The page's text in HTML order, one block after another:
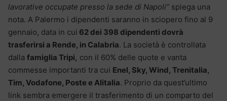
lavorative occupate presso la sede di Napoli” spiega una
nota. A Palermo i dipendenti saranno in sciopero fino al 9
gennaio, data in cui 62 dei 398 dipendenti dovrà
trasferirsi a Rende, in Calabria. La società è controllata
dalla famiglia Tripi, con il 60% delle quote e vanta
commesse importanti tra cui Enel, Sky, Wind, Trenitalia,
Tim, Vodafone, Poste e Alitalia. Proprio da quest’ultimo
link sembra emergere il trasferimento di un comparto del